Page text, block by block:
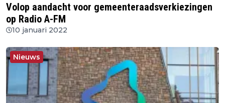
Volop aandacht voor gemeenteraadsverkiezingen
op Radio A-FM
10 januari 2022
Nieuws